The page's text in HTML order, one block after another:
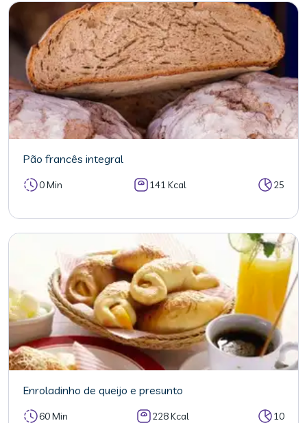
Pão francês integral
0 Min 141 Kcal 25
Enroladinho de queijo e presunto
60 Min 228 Kcal 10